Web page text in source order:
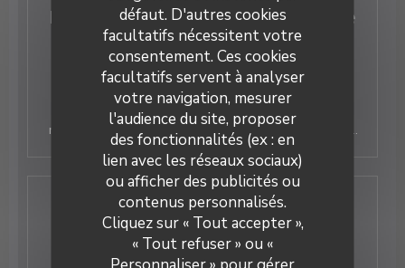
défaut. D'autres cookies
facultatifs nécessitent votre
consentement. Ces cookies
facultatifs servent à analyser
votre navigation, mesurer
l'audience du site, proposer
des fonctionnalités (ex : en
lien avec les réseaux sociaux)
ou afficher des publicités ou
contenus personnalisés.
Cliquez sur « Tout accepter »,
« Tout refuser » ou «
La Cave Chez Max, nouvelle adresse
biterroise en hommage à Jean
Moulin
Ouvert le 29 mai, au rez-de-chaussée de la maison
natale de Jean Moulin, rue d'Alsace à Béziers, le
restaurant offre un cadre intimiste pour déguster une
cuisine de qualité autour de produits de terroir locaux.
Des murs sombres. Des banquettes en velours. Une
ambiance art déco. La cave Chez Max a ouvert ses
portes le 29 mai au 6, rue d'Alsace à Béziers. Une
adresse particulière, au rez-de-chaussée de la
maison natale de Jean Moulin. Jacques Pons y gère
une petite équipe internationale de quatre à six
Nous contacter
La Cave Chez Max